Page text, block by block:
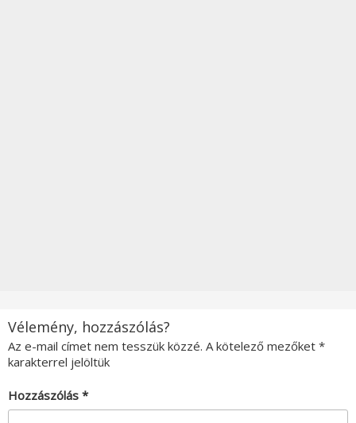
Vélemény, hozzászólás?
Az e-mail címet nem tesszük közzé. A kötelező mezőket *
karakterrel jelöltük
Hozzászólás *